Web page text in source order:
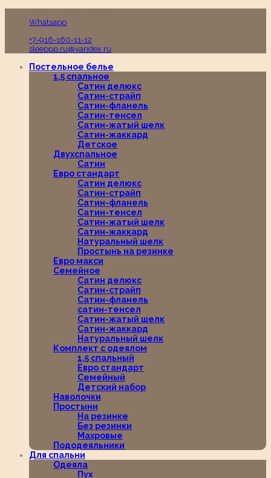
Whatsapp
+7-916-160-11-12
sleeppp.ru@yandex.ru
Постельное белье
1,5 спальное
Сатин делюкс
Сатин-страйп
Сатин-фланель
Сатин-тенсел
Сатин-жатый шелк
Сатин-жаккард
Детское
Двухспальное
Сатин
Евро стандарт
Сатин делюкс
Сатин-страйп
Сатин-фланель
Сатин-тенсел
Сатин-жатый шелк
Сатин-жаккард
Натуральный шелк
Простынь на резинке
Евро макси
Семейное
Сатин делюкс
Сатин-страйп
Сатин-фланель
сатин-тенсел
Сатин-жатый шелк
Сатин-жаккард
Натуральный шелк
Комплект с одеялом
1,5 спальный
Евро стандарт
Семейный
Детский набор
Наволочки
Простыни
На резинке
Без резинки
Махровые
Пододеяльники
Для спальни
Одеяла
Пух